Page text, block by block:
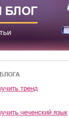
БЛОГ
тренд
чеченский язык